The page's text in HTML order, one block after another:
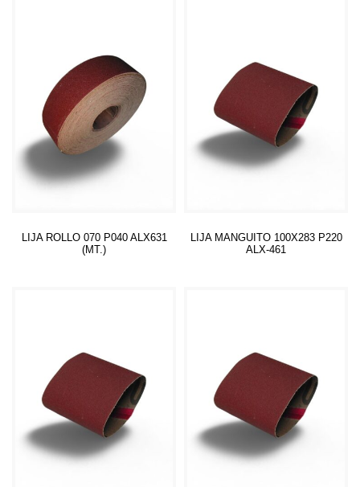
LIJA ROLLO 070 P040 ALX631
(MT.)
LIJA MANGUITO 100X283 P220
ALX-461